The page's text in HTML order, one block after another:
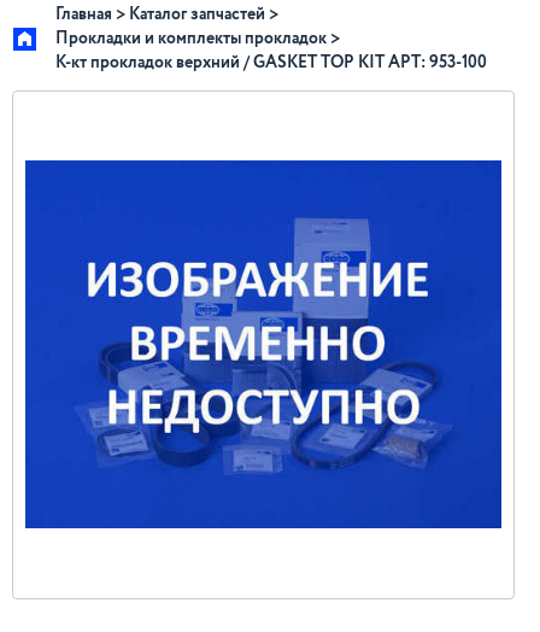
Главная
Каталог запчастей
Прокладки и комплекты прокладок
К-кт прокладок верхний / GASKET TOP KIT АРТ: 953-100